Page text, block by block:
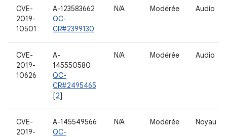
CVE-
2019-
10501
A-123583662
QC-
CR#2399130
N/A Modérée Audio
CVE-
2019-
10626
A-
145550580
QC-
CR#2495465
[2]
N/A Modérée Audio
CVE-
2019-
A-145549566
QC-
N/A Modérée Noyau